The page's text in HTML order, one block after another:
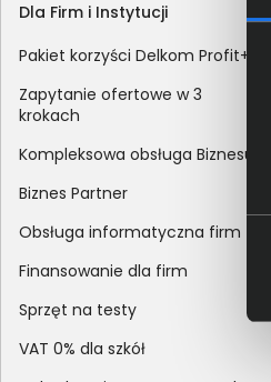
Dla Firm i Instytucji
Pakiet korzyści Delkom Profit+
Zapytanie ofertowe w 3
krokach
Kompleksowa obsługa Biznesu
Biznes Partner
Obsługa informatyczna firm
Finansowanie dla firm
Sprzęt na testy
VAT 0% dla szkół